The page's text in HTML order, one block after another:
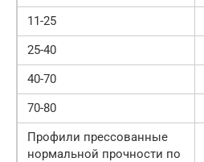
11-25
25-40
40-70
70-80
Профили прессованные
нормальной прочности по